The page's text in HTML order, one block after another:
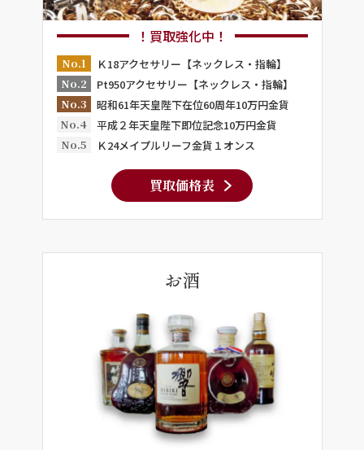
！買取強化中！
No.1
Ｋ18アクセサリー【ネックレス・指輪】
No.2
Pt950アクセサリー【ネックレス・指輪】
No.3
昭和61年天皇陛下在位60周年10万円金貨
No.4
平成２年天皇陛下即位記念10万円金貨
No.5
Ｋ24メイプルリーフ金貨１オンス
買取価格表
お酒